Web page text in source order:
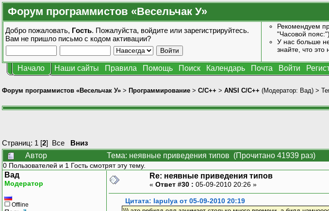
Форум программистов «Весельчак У»
Добро пожаловать, Гость. Пожалуйста, войдите или зарегистрируйтесь.
Вам не пришло письмо с кодом активации?
Рекомендуем
"Часовой пояс:").
У нас больше
знайте, что
Начало Наши сайты Правила Помощь Поиск Календарь Почта Войти
Форум программистов «Весельчак У» > Программирование > C/C++ > ANSI С/С++ (Модератор: Вад) >
Страниц: 1 [2] Все Вниз
Автор
Тема: неявные приведения типов (Прочитано 41939 раз)
0 Пользователей и 1 Гость смотрят эту тему.
Вад
Модератор
Offline
Re: неявные приведения типов
« Ответ #30 : 05-09-2010 20:26 »
Цитата: lapulya от 05-09-2010 20:19